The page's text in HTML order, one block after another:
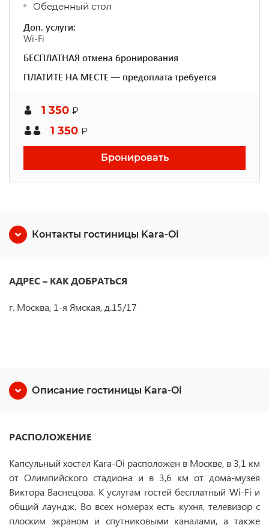
Обеденный стол
Доп. услуги:
Wi-Fi
БЕСПЛАТНАЯ отмена бронирования
ПЛАТИТЕ НА МЕСТЕ — предоплата требуется
1 350 ₽
1 350 ₽
Бронировать
Контакты гостиницы Kara-Oi
АДРЕС – КАК ДОБРАТЬСЯ
г. Москва, 1-я Ямская, д.15/17
Описание гостиницы Kara-Oi
РАСПОЛОЖЕНИЕ
Капсульный хостел Kara-Oi расположен в Москве, в 3,1 км
от Олимпийского стадиона и в 3,6 км от дома-музея
Виктора Васнецова. К услугам гостей бесплатный Wi-Fi и
общий лаундж. Во всех номерах есть кухня, телевизор с
плоским экраном и спутниковыми каналами, а также